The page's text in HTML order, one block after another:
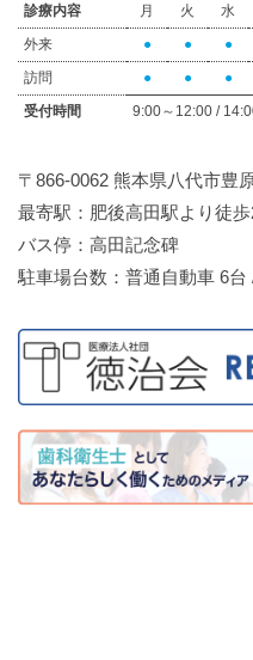
診療内容 月 火 水
外来
● ● ●
訪問
● ● ●
受付時間
9:00～12:00 /
〒866-0062 熊本県八代市豊
最寄駅：肥後高田駅より徒
バス停：高田記念碑
駐車場台数：普通自動車 6台